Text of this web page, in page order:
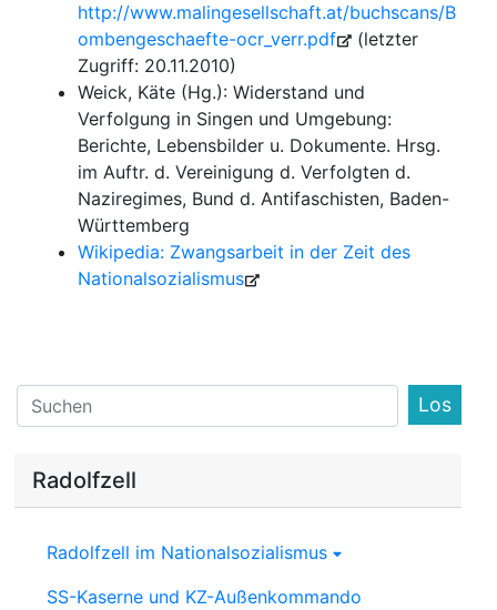
http://www.malingesellschaft.at/buchscans/B
ombengeschaefte-ocr_verr.pdf
(letzter
Zugriff: 20.11.2010)
Weick, Käte (Hg.): Widerstand und
Verfolgung in Singen und Umgebung:
Berichte, Lebensbilder u. Dokumente. Hrsg.
im Auftr. d. Vereinigung d. Verfolgten d.
Naziregimes, Bund d. Antifaschisten, Baden-
Württemberg
Wikipedia: Zwangsarbeit in der Zeit des
Nationalsozialismus
Find
Radolfzell
Radolfzell im Nationalsozialismus
SS-Kaserne und KZ-Außenkommando